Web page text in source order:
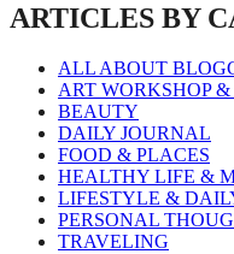
ARTICLES BY
ALL ABOUT
ART WORKSHOP
BEAUTY
DAILY JOURNAL
FOOD & PLACES
HEALTHY LIFE &
LIFESTYLE &
PERSONAL
TRAVELING